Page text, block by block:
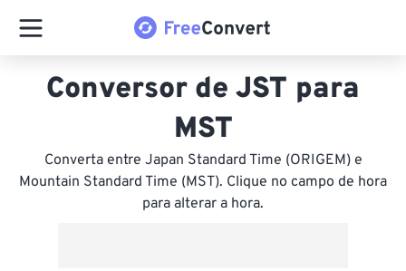
Conversor de JST para
MST
Converta entre Japan Standard Time (ORIGEM) e
Mountain Standard Time (MST). Clique no campo de hora
para alterar a hora.